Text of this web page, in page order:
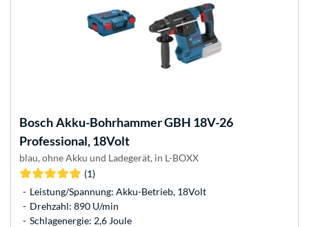
BoschAkku-Bohrhammer GBH 18V-26
Professional, 18Volt
blau, ohne Akku und Ladegerät, in L-BOXX
(1)
Leistung/Spannung: Akku-Betrieb, 18Volt
Drehzahl: 890 U/min
Schlagenergie: 2,6 Joule